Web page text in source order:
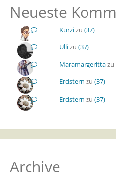
Neueste
Kurzizu(37)
Ullizu(37)
Maramargerittazu
Erdstern zu(37)
Erdstern zu(37)
Archive